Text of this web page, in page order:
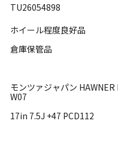
TU26054898
ホイール程度良好品
倉庫保管品
モンツァジャパン HAWNER
W07
17in 7.5J +47 PCD112